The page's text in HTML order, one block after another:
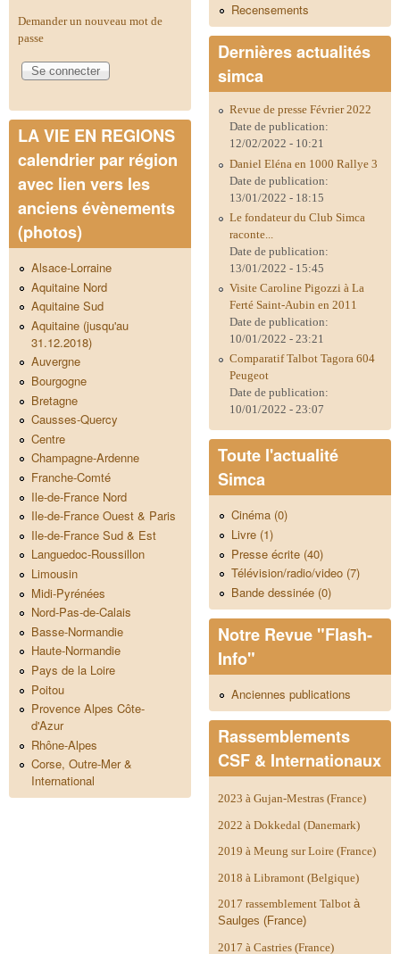
Demander un nouveau mot de
passe
LA VIE EN REGIONS
calendrier par région
avec lien vers les
anciens évènements
(photos)
Alsace-Lorraine
Aquitaine Nord
Aquitaine Sud
Aquitaine (jusqu'au
31.12.2018)
Auvergne
Bourgogne
Bretagne
Causses-Quercy
Centre
Champagne-Ardenne
Franche-Comté
Ile-de-France Nord
Ile-de-France Ouest & Paris
Ile-de-France Sud & Est
Languedoc-Roussillon
Limousin
Midi-Pyrénées
Nord-Pas-de-Calais
Basse-Normandie
Haute-Normandie
Pays de la Loire
Poitou
Provence Alpes Côte-
d'Azur
Rhône-Alpes
Corse, Outre-Mer &
International
Recensements
Dernières actualités
simca
Revue de presse Février 2022
Date de publication:
12/02/2022 - 10:21
Daniel Eléna en 1000 Rallye 3
Date de publication:
13/01/2022 - 18:15
Le fondateur du Club Simca
raconte...
Date de publication:
13/01/2022 - 15:45
Visite Caroline Pigozzi à La
Ferté Saint-Aubin en 2011
Date de publication:
10/01/2022 - 23:21
Comparatif Talbot Tagora 604
Peugeot
Date de publication:
10/01/2022 - 23:07
Toute l'actualité
Simca
Cinéma (0)
Livre (1)
Presse écrite (40)
Télévision/radio/video (7)
Bande dessinée (0)
Notre Revue "Flash-
Info"
Anciennes publications
Rassemblements
CSF & Internationaux
2023 à Gujan-Mestras (France)
2022 à Dokkedal (Danemark)
2019 à Meung sur Loire (France)
2018 à Libramont (Belgique)
2017 rassemblement Talbot à
Saulges (France)
2017 à Castries (France)